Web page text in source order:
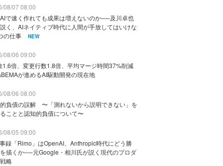
08/07 08:00
で速く作れても成果は増えないのか──及川卓也
く、AIネイティブ時代に人間が手放してはいけな
の仕事
NEW
08/06 09:00
1.6倍、変更行数1.8倍、平均マージ時間37%削減
が進めるAI駆動開発の現在地
08/06 08:00
負債の誤解 〜「測れないから説明できない」を
ことと認知的負債について〜
08/05 09:00
録「Rimo」はOpenAI、Anthropic時代にどう勝
描くか──元Google・相川氏が説く現代のプロダ
略